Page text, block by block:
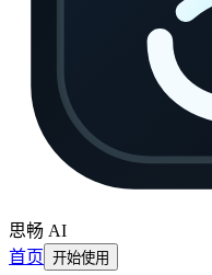
思畅 AI
首页 开始使用